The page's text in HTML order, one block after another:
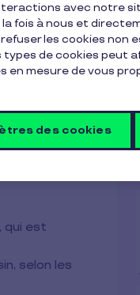
?
accès
qui est
selon les
avec notre
fois à nous et
les cookies non
de cookies peut
en mesure de vous
des cookies